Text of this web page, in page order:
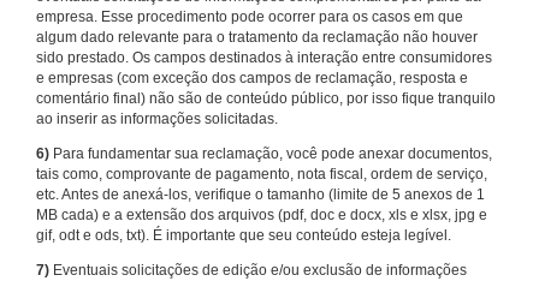
empresa. Esse procedimento pode ocorrer para os casos em que
algum dado relevante para o tratamento da reclamação não houver
sido prestado. Os campos destinados à interação entre consumidores
e empresas (com exceção dos campos de reclamação, resposta e
comentário final) não são de conteúdo público, por isso fique tranquilo
ao inserir as informações solicitadas.
6) Para fundamentar sua reclamação, você pode anexar documentos,
tais como, comprovante de pagamento, nota fiscal, ordem de serviço,
etc. Antes de anexá-los, verifique o tamanho (limite de 5 anexos de 1
MB cada) e a extensão dos arquivos (pdf, doc e docx, xls e xlsx, jpg e
gif, odt e ods, txt). É importante que seu conteúdo esteja legível.
7) Eventuais solicitações de edição e/ou exclusão de informações